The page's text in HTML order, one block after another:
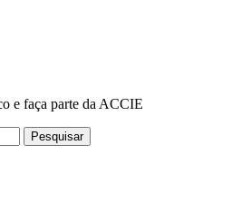
e faça parte da ACCIE